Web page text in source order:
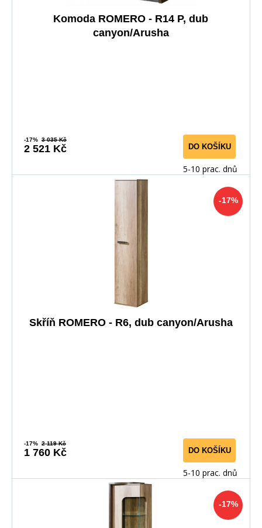
Komoda ROMERO - R14 P, dub
canyon/Arusha
-17% 3 035 Kč
2 521 Kč DO KOŠÍKU
5-10 prac. dnů
-17%
Skříň ROMERO - R6, dub canyon/Arusha
-17% 2 119 Kč
1 760 Kč DO KOŠÍKU
5-10 prac. dnů
-17%